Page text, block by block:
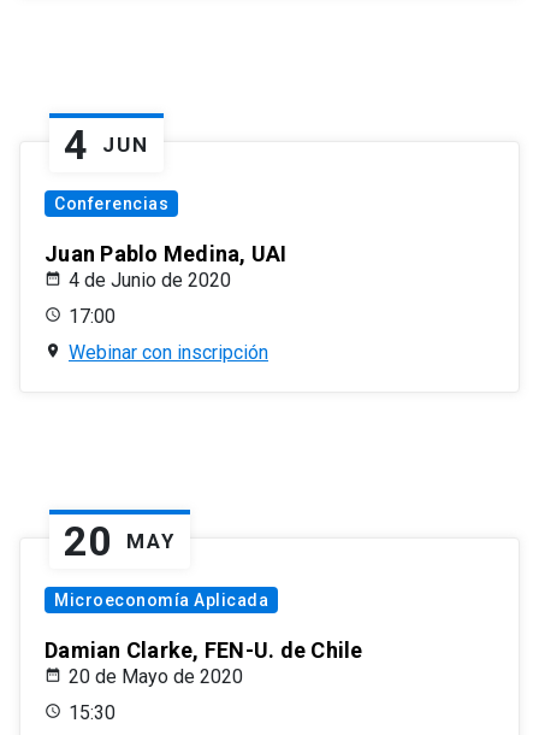
4 JUN
Conferencias
Juan Pablo Medina, UAI
4 de Junio de 2020
17:00
Webinar con inscripción
20 MAY
Microeconomía Aplicada
Damian Clarke, FEN-U. de Chile
20 de Mayo de 2020
15:30